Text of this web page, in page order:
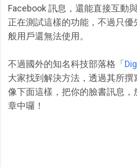
Facebook 訊息，還能直接互動
正在測試這樣的功能，不過只
般用戶還無法使用。
不過國外的知名科技部落格「
大家找到解決方法，透過其所撰
像下面這樣，把你的臉書訊息，
章中囉！